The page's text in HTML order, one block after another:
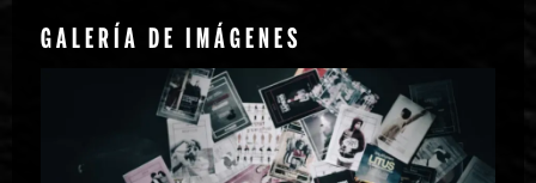
GALERÍA DE IMÁGENES